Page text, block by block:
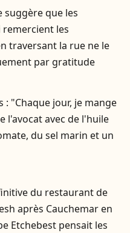
suggère que les
les
traversant la rue ne le
par gratitude
: "Chaque jour, je mange
l'avocat avec de l'huile
du sel marin et un
du restaurant de
après Cauchemar en
Etchebest pensait les